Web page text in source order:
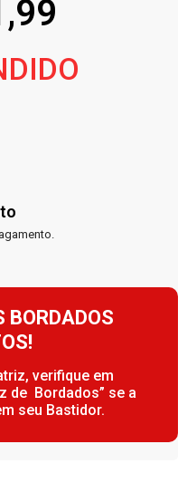
BORDADOS
verifique em
de Bordados” se a
seu Bastidor.